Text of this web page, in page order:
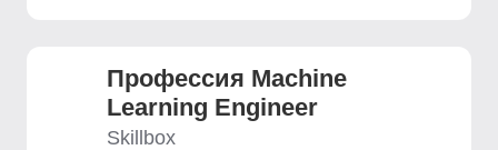
Профессия Machine
Learning Engineer
Skillbox